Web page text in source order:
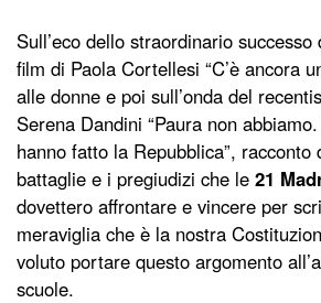
Sull’eco dello straordinario
film di Paola Cortellesi “C’è ancora
alle donne e poi sull’onda del
Serena Dandini “Paura non
hanno fatto la Repubblica”,
battaglie e i pregiudizi che le 21
dovettero affrontare e vincere per
meraviglia che è la nostra
voluto portare questo argomento
scuole.